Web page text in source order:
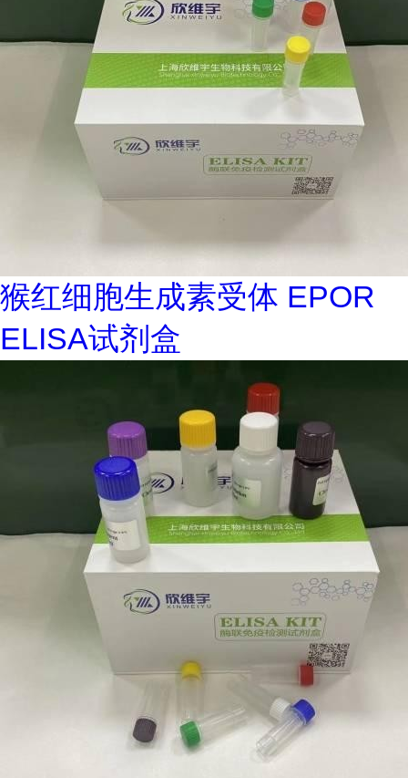
猴红细胞生成素受体 EPOR
ELISA试剂盒